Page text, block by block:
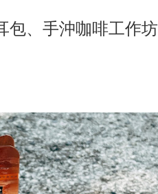
包、手沖咖啡工作坊